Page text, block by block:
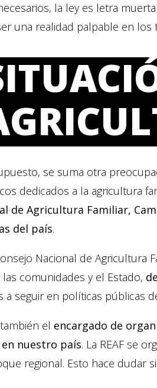
la ley es letra
una realidad palpable en
se suma otra
dedicados a la agricultura
de Agricultura Familiar,
del país.
Nacional de Agricultura
comunidades y el Estado,
a seguir en políticas públicas
el encargado de
en nuestro país. La REAF se
regional. Esto hace dudar